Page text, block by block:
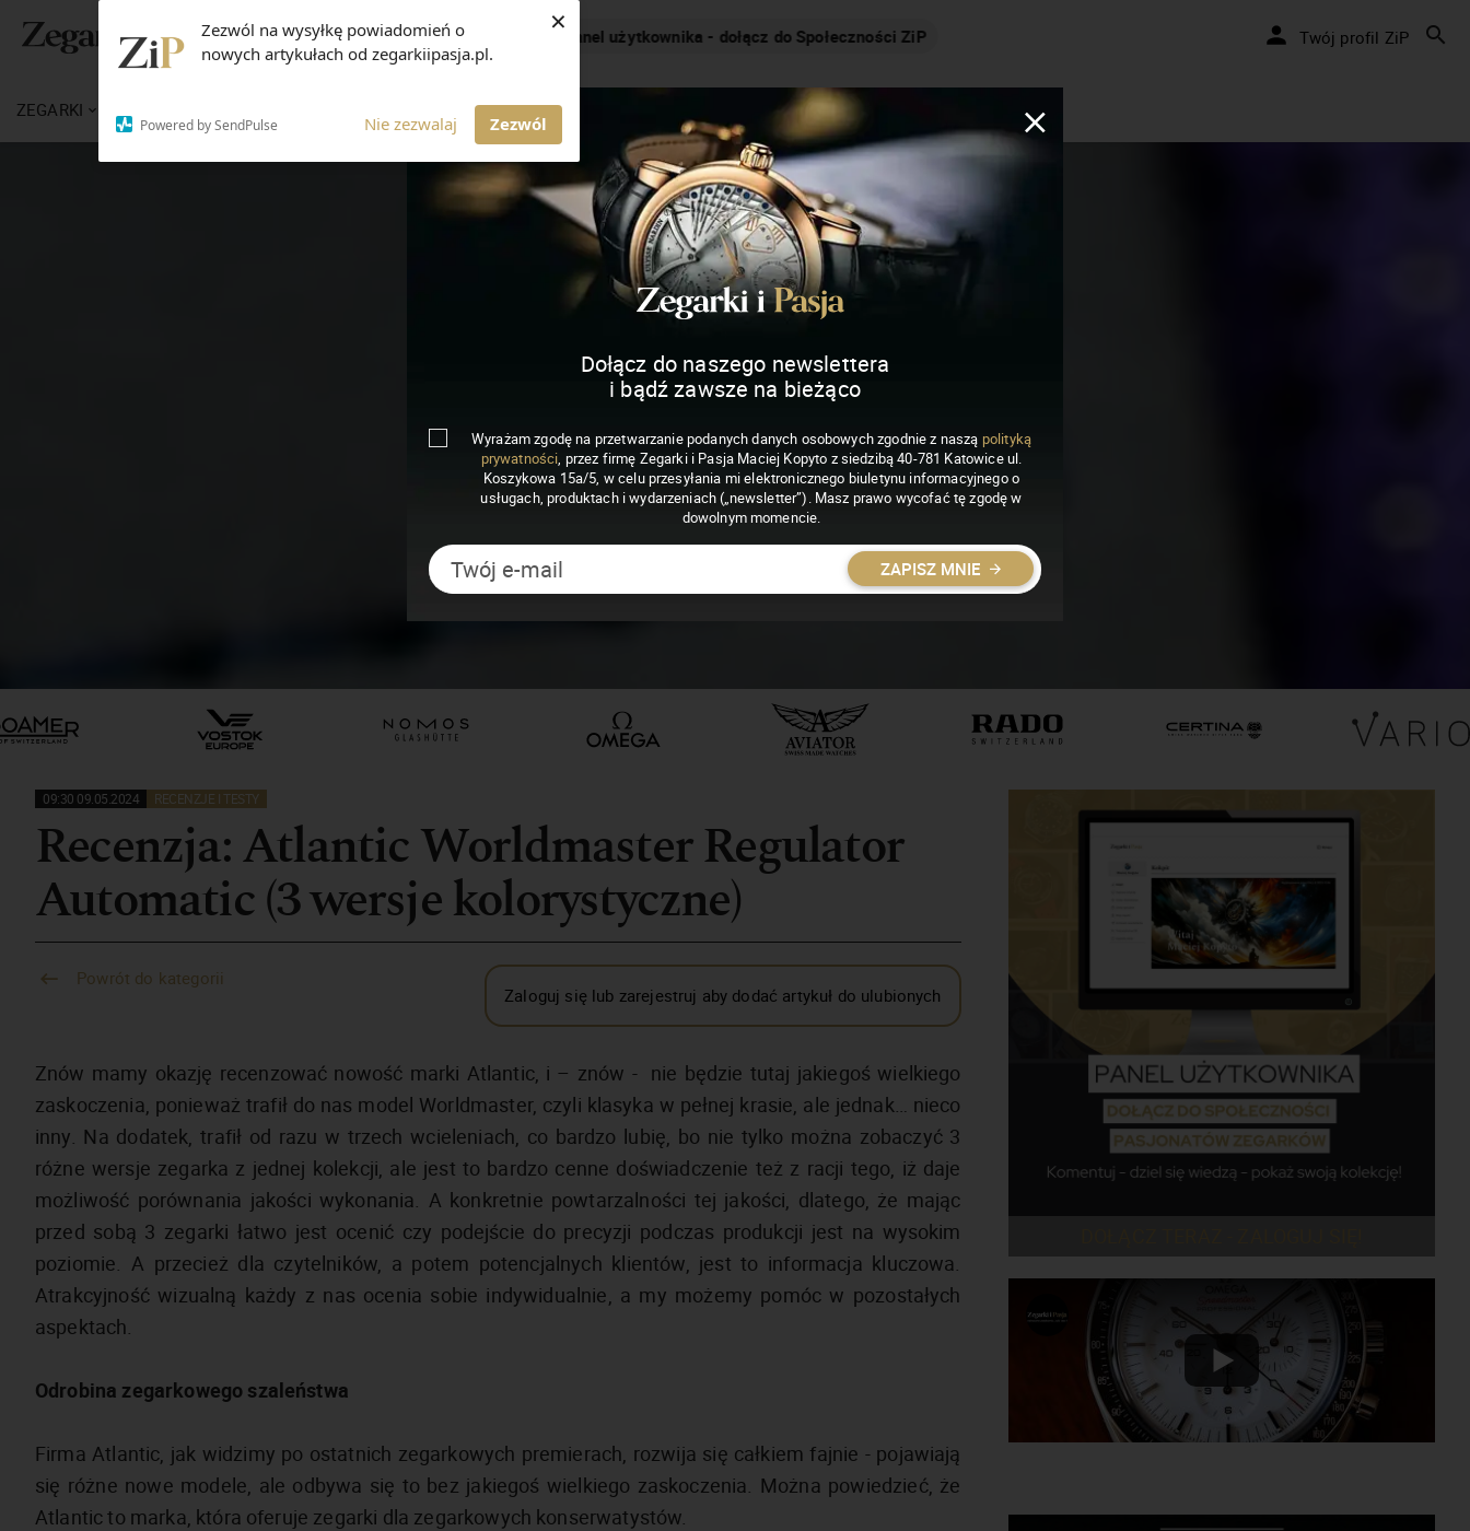
Zezwól na wysyłkę powiadomień o
nowych artykułach od zegarkiipasja.pl.
Powered by SendPulse Nie zezwalaj Zezwól
× Nakręcamy pozytywnie... cały czas! Twój profil ZiP
ZEGARKI MAGAZYN ZEGARKI I PASJA
09:30 09.05.2024 RECENZJE I TESTY
Recenzja: Atlantic Worldmaster Regulator
Automatic (3 wersje kolorystyczne)
Powrót do kategorii
Zaloguj się lub zarejestruj aby dodać artykuł do ulubionych
Znów mamy okazję recenzować nowość marki Atlantic, i – znów - nie będzie tutaj jakiegoś wielkiego
zaskoczenia, ponieważ trafił do nas model Worldmaster, czyli klasyka w pełnej krasie, ale jednak… nieco
inny. Na dodatek, trafił od razu w trzech wcieleniach, co bardzo lubię, bo nie tylko można zobaczyć 3
różne wersje zegarka z jednej kolekcji, ale jest to bardzo cenne doświadczenie też z racji tego, iż daje
możliwość porównania jakości wykonania. A konkretnie powtarzalności tej jakości, dlatego, że mając
przed sobą 3 zegarki łatwo jest ocenić czy podejście do precyzji podczas produkcji jest na wysokim
poziomie. A przecież dla czytelników, a potem potencjalnych klientów, jest to informacja kluczowa.
Atrakcyjność wizualną każdy z nas ocenia sobie indywidualnie, a my możemy pomóc w pozostałych
aspektach.
Odrobina zegarkowego szaleństwa
Firma Atlantic, jak widzimy po ostatnich zegarkowych premierach, rozwija się całkiem fajnie - pojawiają
się różne nowe modele, ale odbywa się to bez jakiegoś wielkiego zaskoczenia. Można powiedzieć, że
Atlantic to marka, która oferuje zegarki dla zegarkowych konserwatystów.
Dołącz do naszego newslettera
i bądź zawsze na bieżąco
Wyrażam zgodę na przetwarzanie podanych danych osobowych zgodnie z naszą polityką
prywatności, przez firmę Zegarki i Pasja Maciej Kopyto z siedzibą 40-781 Katowice ul.
Koszykowa 15a/5, w celu przesyłania mi elektronicznego biuletynu informacyjnego o
usługach, produktach i wydarzeniach („newsletter”). Masz prawo wycofać tę zgodę w
dowolnym momencie.
ZAPISZ MNIE